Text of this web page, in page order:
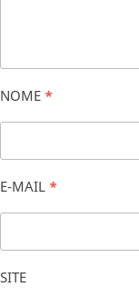
NOME *
E-MAIL *
SITE